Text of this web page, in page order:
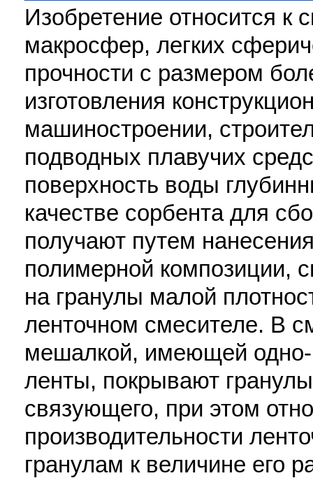
Изобретение относится к
макросфер, легких
прочности с размером
изготовления
машиностроении,
подводных плавучих
поверхность воды
качестве сорбента для
получают путем
полимерной композиции,
на гранулы малой
ленточном смесителе. В
мешалкой, имеющей
ленты, покрывают
связующего, при этом
производительности
гранулам к величине его